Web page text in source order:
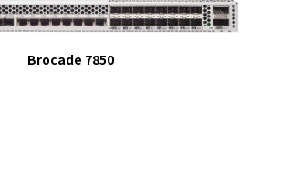
Brocade 7850